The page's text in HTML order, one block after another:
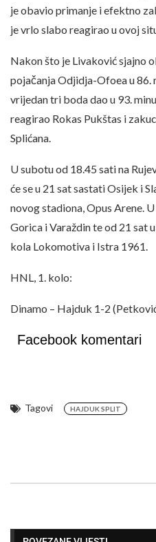
je obavio primanje i efektno
je vrlo slabo reagirao u ovoj
Nakon što je Livaković sjajno
pojačanja Odjidja-Ofoea u
vrijedan tri boda dao u 93.
reagirao Rokas Pukštas i
Splićana.
U subotu od 18.45 sati na
će se u 21 sat sastati Osijek i
novog stadiona, Opus Arene.
Gorica i Varaždin te od 21 sat
kola Lokomotiva i Istra 1961.
HNL, 1. kolo:
Dinamo – Hajduk 1-2
Facebook komentari
Tagovi HAJDUK SPLIT